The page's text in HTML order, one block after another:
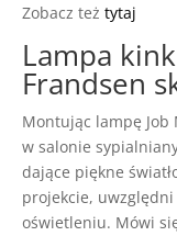
Zobacz też tytaj
Lampa
Frandsen
Montując lampę Job
w salonie
dające piękne
projekcie,
oświetleniu. Mówi